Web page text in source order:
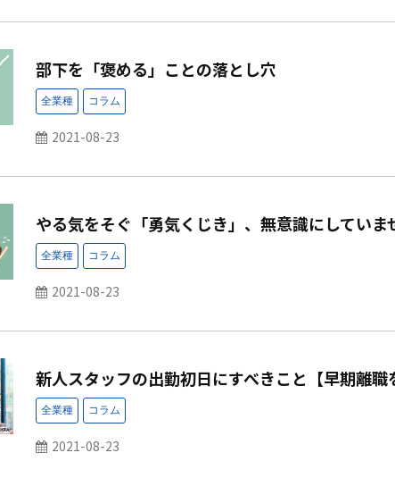
部下を「褒める」ことの落とし穴
2021-08-23
やる気をそぐ「勇気くじき」、無意識にしていま
2021-08-23
新人スタッフの出勤初日にすべきこと【早期離職
2021-08-23